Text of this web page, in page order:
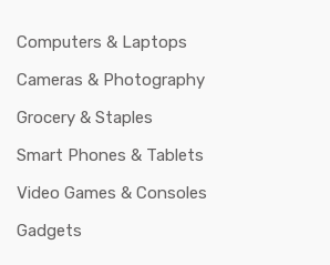
Computers & Laptops
Cameras & Photography
Grocery & Staples
Smart Phones & Tablets
Video Games & Consoles
Gadgets